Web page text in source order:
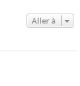
Aller à